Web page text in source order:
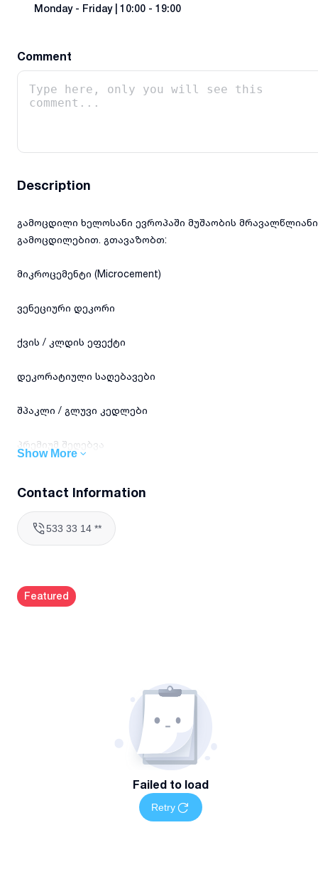
Monday- Friday| 10:00 - 19:00
Comment
Description
გამოცდილი ხელოსანი ევროპაში მუშაობის მრავალწლიანი
გამოცდილებით. გთავაზობთ:
მიკროცემენტი (Microcement)
ვენეციური დეკორი
ქვის / კლდის ეფექტი
დეკორატიული საღებავები
შპაკლი / გლუვი კედლები
პრემიუმ შეღებვა
მოწესრიგებულად და დროულად.
📍 მუშაობა თბილისი + საჭიროების შემთხვევაში
საქართველოს სხვა ქალაქები
📸 ნამუშევრების რეალური ფოტოები ხელმისაწვდომია
Show More
Contact Information
533 33 14 **
Featured
Failed to load
Retry